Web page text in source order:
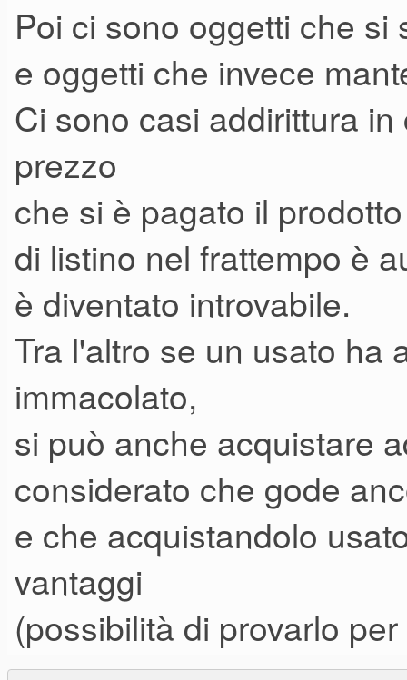
Poi ci sono oggetti che
e oggetti che invece
Ci sono casi addirittura
prezzo
che si è pagato il
di listino nel frattempo è
è diventato introvabile.
Tra l'altro se un usato ha
immacolato,
si può anche acquistare
considerato che gode
e che acquistandolo
vantaggi
(possibilità di provarlo